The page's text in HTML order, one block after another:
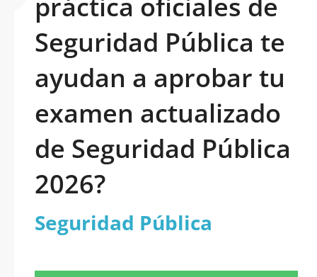
Seguridad Pública te
ayudan a aprobar tu
examen actualizado
de Seguridad Pública
2026?
Seguridad Pública